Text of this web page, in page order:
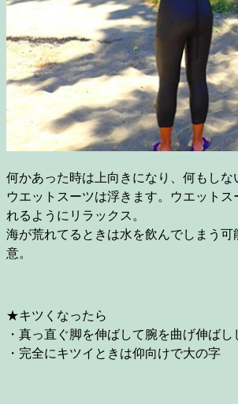
何かあった時は上向きになり、何もしな
ウエットスーツは浮きます。ウエット
れるようにリラックス。
海が荒れてるときは水を飲んでしまう
意。
★キツくなったら
・真っ直ぐ脚を伸ばして腕を曲げ伸ばし
・完全にキツイときは仰向けで大の字